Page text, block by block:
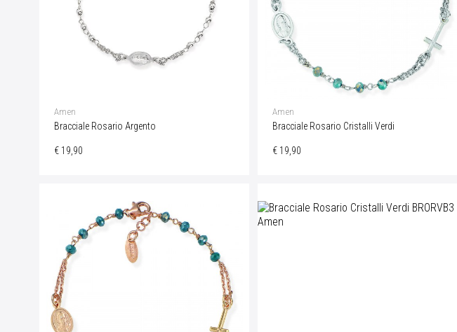
Amen
Bracciale Rosario Argento
€ 19,90
Amen
Bracciale Rosario Cristalli Verdi
€ 19,90